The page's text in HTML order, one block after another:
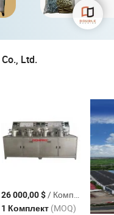
Co., Ltd.
26 000,00 $/ Комплект
1 Комплект (MOQ)